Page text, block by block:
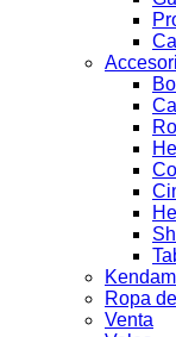
Ropa
Venta